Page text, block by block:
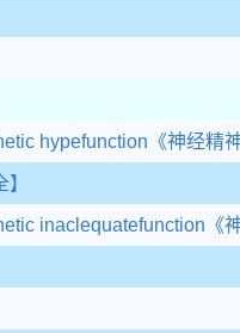
hypefunction 《神经精
inaclequatefunction 《